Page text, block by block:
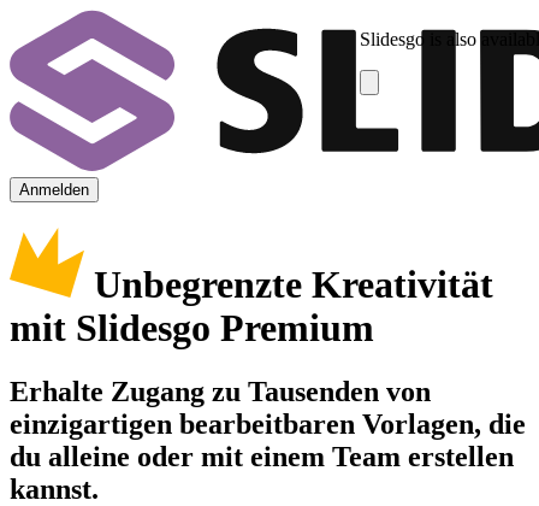
Slidesgo is also
Anmelden
Unbegrenzte Kreativität
mit Slidesgo Premium
Erhalte Zugang zu Tausenden von
einzigartigen bearbeitbaren Vorlagen, die
du alleine oder mit einem Team erstellen
kannst.